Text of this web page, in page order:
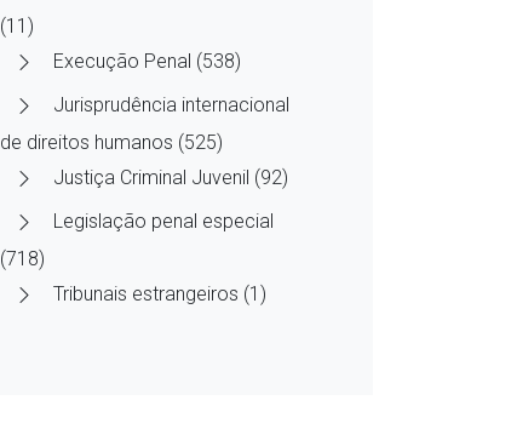
(11)
Execução Penal (538)
Jurisprudência internacional
de direitos humanos (525)
Justiça Criminal Juvenil (92)
Legislação penal especial
(718)
Tribunais estrangeiros (1)